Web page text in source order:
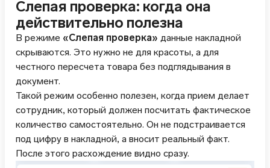
Слепая проверка: когда она
действительно полезна
В режиме «Слепая проверка» данные накладной
скрываются. Это нужно не для красоты, а для
честного пересчета товара без подглядывания в
документ.
Такой режим особенно полезен, когда прием делает
сотрудник, который должен посчитать фактическое
количество самостоятельно. Он не подстраивается
под цифру в накладной, а вносит реальный факт.
После этого расхождение видно сразу.